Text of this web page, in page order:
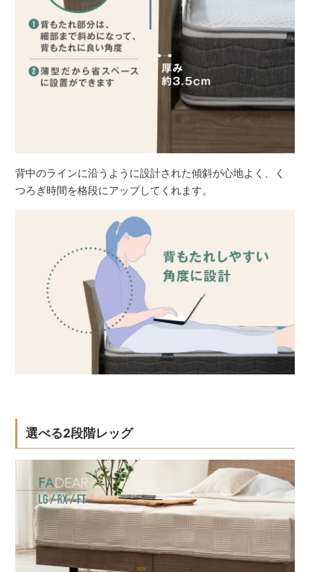
背中のラインに沿うように設計された傾斜が心地よく、く
つろぎ時間を格段にアップしてくれます。
選べる2段階レッグ